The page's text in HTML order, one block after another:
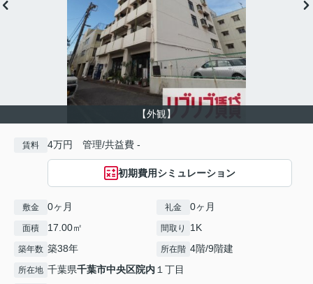
【外観】
賃料 4万円 管理/共益費 -
初期費用シミュレーション
敷金 0ヶ月 礼金 0ヶ月
面積 17.00㎡ 間取り 1K
築年数 築38年 所在階 4階/9階建
所在地 千葉県千葉市中央区院内１丁目